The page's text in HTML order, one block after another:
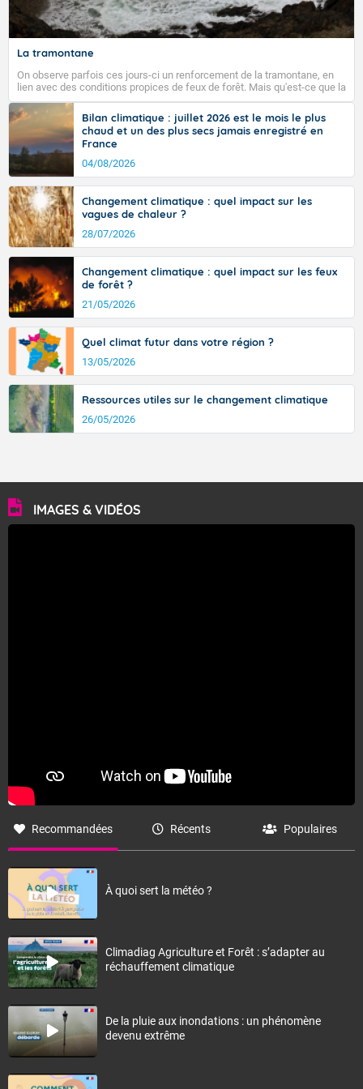
La tramontane
On observe parfois ces jours-ci un renforcement de la tramontane, en
lien avec des conditions propices de feux de forêt. Mais qu'est-ce que la
tramontane ? Quelles sont ses caractéristiques ? La tramontane est un
vent turbulent soufflant de secteur nord-ouest à nord, ou ouest à nord-
ouest, dans un secteur qui part du Roussillon à la vallée de l’Aude et à
l’ouest de l’Hérault. L’étymologie de ce vent vient du latin trasmontanus,
signifiant au-delà des monts, en allusion aux régions montagneuses
d’où provient ce vent.
Bilan climatique : juillet 2026 est le mois le plus
chaud et un des plus secs jamais enregistré en
France
04/08/2026
Changement climatique : quel impact sur les
vagues de chaleur ?
28/07/2026
Changement climatique : quel impact sur les feux
de forêt ?
21/05/2026
Quel climat futur dans votre région ?
13/05/2026
Ressources utiles sur le changement climatique
26/05/2026
IMAGES & VIDÉOS
Recommandées Récents Populaires
À quoi sert la météo ?
Climadiag Agriculture et Forêt : s’adapter au
réchauffement climatique
De la pluie aux inondations : un phénomène
devenu extrême